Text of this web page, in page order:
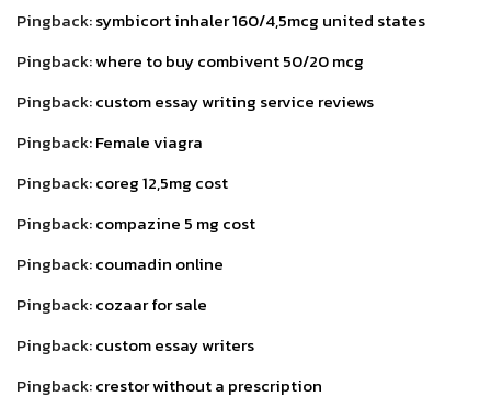
Pingback:symbicort inhaler 160/4,5mcg united states
Pingback:where to buy combivent 50/20 mcg
Pingback:custom essay writing service reviews
Pingback:Female viagra
Pingback:coreg 12,5mg cost
Pingback:compazine 5 mg cost
Pingback:coumadin online
Pingback:cozaar for sale
Pingback:custom essay writers
Pingback:crestor without a prescription